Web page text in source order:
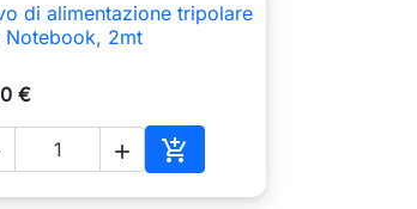
 Anteprima
di alimentazione tripolare
Notebook, 2mt
€
 
Aggiungi al carrello